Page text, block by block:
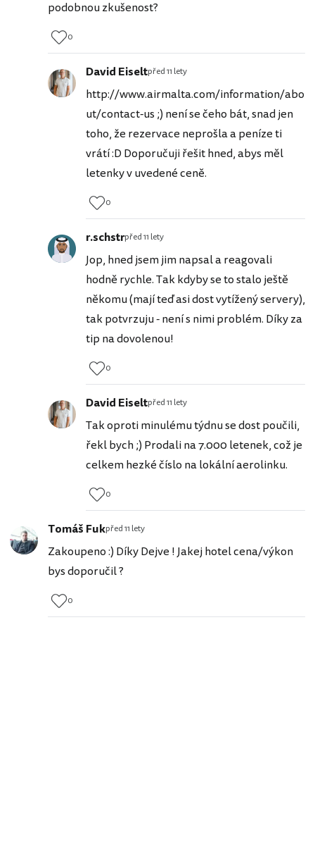
podobnou zkušenost?
0
David Eiseltpřed 11 lety
http://www.airmalta.com/information/abo
ut/contact-us ;) není se čeho bát, snad jen
toho, že rezervace neprošla a peníze ti
vrátí :D Doporučuji řešit hned, abys měl
letenky v uvedené ceně.
0
r.schstrpřed 11 lety
Jop, hned jsem jim napsal a reagovali
hodně rychle. Tak kdyby se to stalo ještě
někomu (mají teď asi dost vytížený servery),
tak potvrzuju - není s nimi problém. Díky za
tip na dovolenou!
0
David Eiseltpřed 11 lety
Tak oproti minulému týdnu se dost poučili,
řekl bych ;) Prodali na 7.000 letenek, což je
celkem hezké číslo na lokální aerolinku.
0
Tomáš Fukpřed 11 lety
Zakoupeno :) Díky Dejve ! Jakej hotel cena/výkon
bys doporučil ?
0